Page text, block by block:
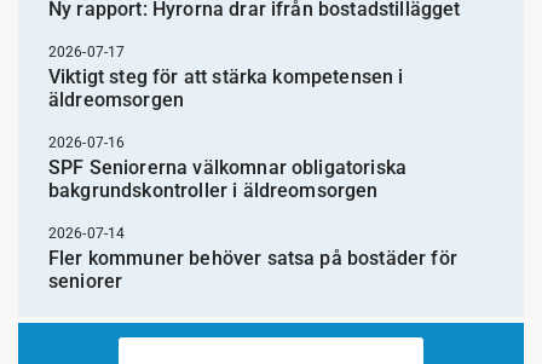
Ny rapport: Hyrorna drar ifrån bostadstillägget
2026-07-17
Viktigt steg för att stärka kompetensen i
äldreomsorgen
2026-07-16
SPF Seniorerna välkomnar obligatoriska
bakgrundskontroller i äldreomsorgen
2026-07-14
Fler kommuner behöver satsa på bostäder för
seniorer